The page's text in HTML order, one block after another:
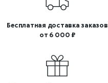
Бесплатная доставка заказов
от 6 000 ₽